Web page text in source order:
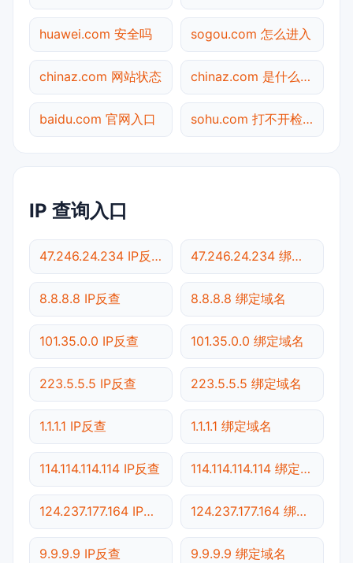
huawei.com 安全吗 sogou.com 怎么进入
chinaz.com 网站状态 chinaz.com 是什么网站
baidu.com 官网入口 sohu.com 打不开检测
IP 查询入口
47.246.24.234 IP反查 47.246.24.234 绑定域名
8.8.8.8 IP反查 8.8.8.8 绑定域名
101.35.0.0 IP反查 101.35.0.0 绑定域名
223.5.5.5 IP反查 223.5.5.5 绑定域名
1.1.1.1 IP反查 1.1.1.1 绑定域名
114.114.114.114 IP反查 114.114.114.114 绑定域名
124.237.177.164 IP反查 124.237.177.164 绑定域名
9.9.9.9 IP反查 9.9.9.9 绑定域名